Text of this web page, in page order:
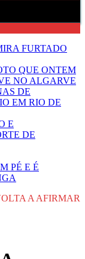
FURTADO
QUE ONTEM
NO ALGARVE
DE
EM RIO DE
E
DE
PÉ E É
A AFIRMAR